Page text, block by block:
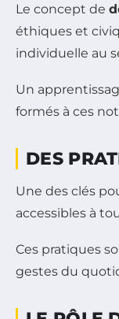
Le concept de
éthiques et
individuelle au
Un
formés à ces
DES
Une des clés
accessibles à
Ces pratiques
gestes du